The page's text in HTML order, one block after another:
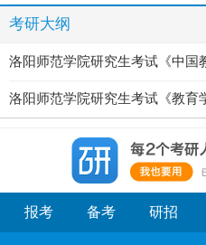
考研大纲
洛阳师范学院研究生考试《中国
洛阳师范学院研究生考试《教育
报考 备考 研招